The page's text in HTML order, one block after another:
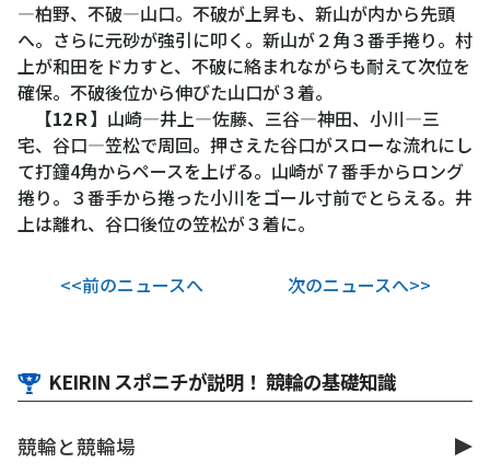
―柏野、不破―山口。不破が上昇も、新山が内から先頭
へ。さらに元砂が強引に叩く。新山が２角３番手捲り。村
上が和田をドカすと、不破に絡まれながらも耐えて次位を
確保。不破後位から伸びた山口が３着。
【12Ｒ】山崎―井上―佐藤、三谷―神田、小川―三
宅、谷口―笠松で周回。押さえた谷口がスローな流れにし
て打鐘4角からペースを上げる。山崎が７番手からロング
捲り。３番手から捲った小川をゴール寸前でとらえる。井
上は離れ、谷口後位の笠松が３着に。
<<前のニュースへ 次のニュースへ>>
KEIRIN スポニチが説明！ 競輪の基礎知識
競輪と競輪場